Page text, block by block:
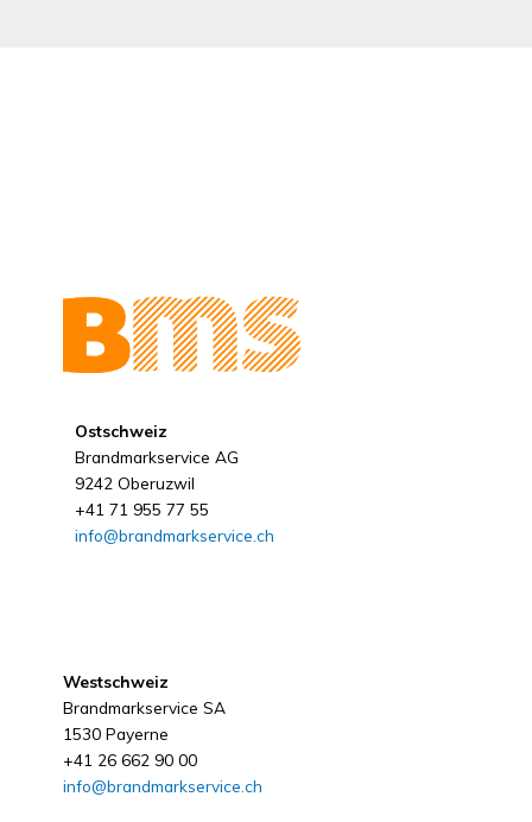
Ostschweiz
Brandmarkservice AG
9242 Oberuzwil
+41 71 955 77 55
info@brandmarkservice.ch
Westschweiz
Brandmarkservice SA
1530 Payerne
+41 26 662 90 00
info@brandmarkservice.ch